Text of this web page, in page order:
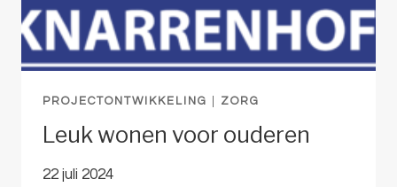
PROJECTONTWIKKELING ZORG
Leuk wonen voor ouderen
22 juli 2024